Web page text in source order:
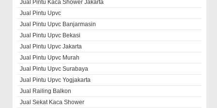
Jual Pintu Kaca Shower Jakarta
Jual Pintu Upvc
Jual Pintu Upvc Banjarmasin
Jual Pintu Upvc Bekasi
Jual Pintu Upvc Jakarta
Jual Pintu Upvc Murah
Jual Pintu Upvc Surabaya
Jual Pintu Upvc Yogjakarta
Jual Railing Balkon
Jual Sekat Kaca Shower